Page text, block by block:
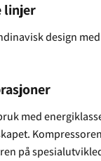
linjer
design
med
på